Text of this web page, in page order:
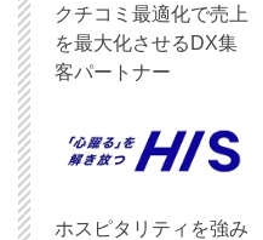
クチコミ最適化で売上
を最大化させるDX集
客パートナー
ホスピタリティを強み